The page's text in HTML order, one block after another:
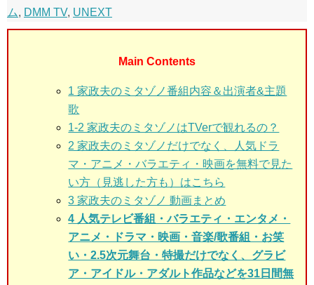
ム, DMM TV, UNEXT
Main Contents
1 家政夫のミタゾノ番組内容＆出演者&主題
歌
1-2 家政夫のミタゾノはTVerで観れるの？
2 家政夫のミタゾノだけでなく、人気ドラ
マ・アニメ・バラエティ・映画を無料で見た
い方（見逃した方も）はこちら
3 家政夫のミタゾノ 動画まとめ
4 人気テレビ番組・バラエティ・エンタメ・
アニメ・ドラマ・映画・音楽/歌番組・お笑
い・2.5次元舞台・特撮だけでなく、グラビ
ア・アイドル・アダルト作品などを31日間無